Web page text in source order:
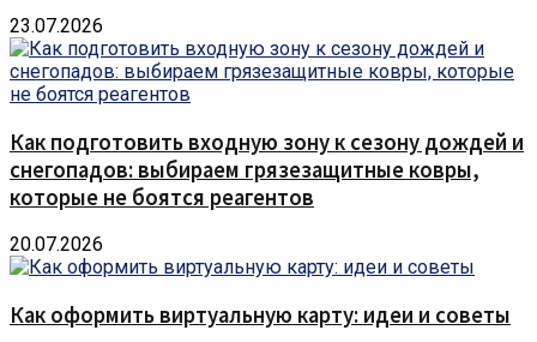
23.07.2026
Как подготовить входную зону к сезону дождей и
снегопадов: выбираем грязезащитные ковры,
которые не боятся реагентов
20.07.2026
Как оформить виртуальную карту: идеи и советы